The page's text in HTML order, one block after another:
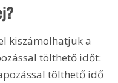
kiszámolhatjuk a
tölthető időt:
tölthető idő